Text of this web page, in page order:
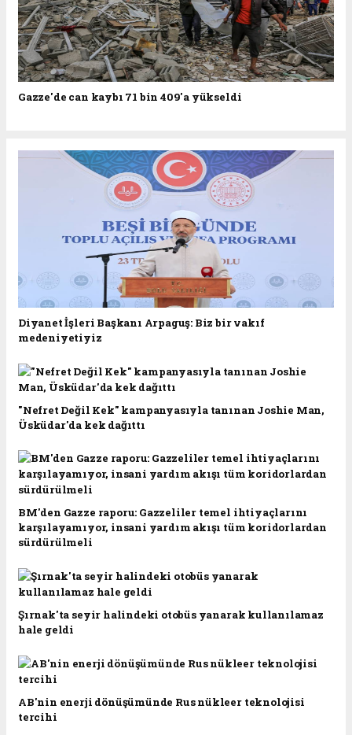
Gazze'de can kaybı 71 bin 409'a yükseldi
Diyanet İşleri Başkanı Arpaguş: Biz bir vakıf
medeniyetiyiz
"Nefret Değil Kek" kampanyasıyla tanınan Joshie Man,
Üsküdar'da kek dağıttı
BM'den Gazze raporu: Gazzeliler temel ihtiyaçlarını
karşılayamıyor, insani yardım akışı tüm koridorlardan
sürdürülmeli
Şırnak'ta seyir halindeki otobüs yanarak kullanılamaz
hale geldi
AB'nin enerji dönüşümünde Rus nükleer teknolojisi
tercihi